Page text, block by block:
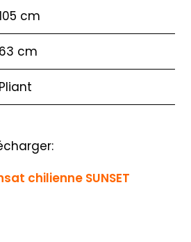
cm
63 cm
Pliant
chilienne SUNSET